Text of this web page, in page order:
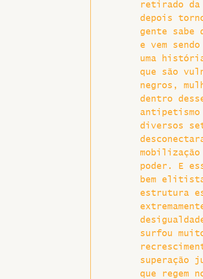
retirado da
depois
gente sabe
e vem
uma
que são
negros,
dentro
diversos
mobilização
poder. E
bem
estrutura
surfou
superação
que regem